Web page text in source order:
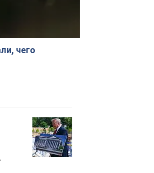
чего